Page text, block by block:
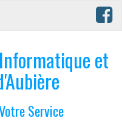
et
Service